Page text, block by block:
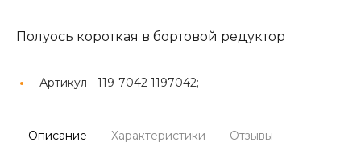
Полуось короткая в бортовой редуктор
Артикул - 119-7042 1197042;
Описание Характеристики Отзывы